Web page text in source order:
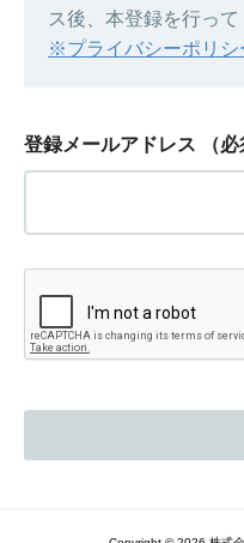
ス後、本登録を行って
※プライバシーポリシ
登録メールアドレス （必